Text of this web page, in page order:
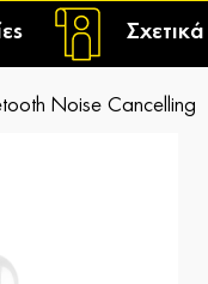
Noise